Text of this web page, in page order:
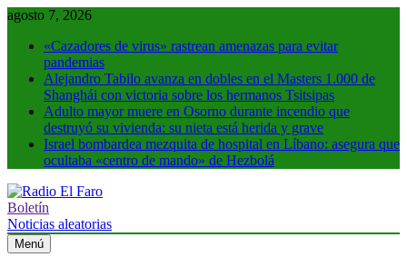
Saltar
contenido
agosto 7, 2026
«Cazadores de virus» rastrean amenazas para evitar
pandemias
Alejandro Tabilo avanza en dobles en el Masters 1.000 de
Shanghái con victoria sobre los hermanos Tsitsipas
Adulto mayor muere en Osorno durante incendio que
destruyó su vivienda: su nieta está herida y grave
Israel bombardea mezquita de hospital en Líbano: asegura que
ocultaba «centro de mando» de Hezbolá
Radio El Faro
Noticias y más
Boletín
Noticias aleatorias
Menú